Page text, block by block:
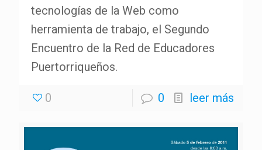
tecnologías de la Web como
herramienta de trabajo, el Segundo
Encuentro de la Red de Educadores
Puertorriqueños.
0 0 leer más